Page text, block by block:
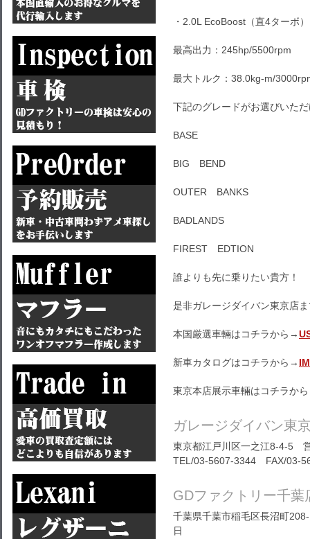
・2.0L EcoBoost（直4ターボ）
最高出力：245hp/5500rpm
最大トルク：38.0kg-m/
下記のグレードがお選びいた
BASE
BIG BEND
OUTER BANKS
BADLANDS
FIREST EDTION
誰よりも先に乗りたい貴方！
是非ガレージダイバン東京店
本国厳選車輛はコチラから→
新車カタログはコチラから→
東京本店展示車輛はコチラか
ガレージダイバン東
東京都江戸川区一之江8-4-5
TEL/03-5607-3344 FAX/03-
GDファクトリー千葉
千葉県千葉市稲毛区長沼町
日